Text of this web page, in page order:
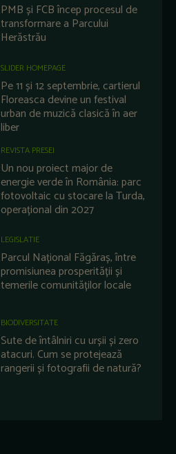
PMB și FCB încep procesul de
transformare a Parcului
Herăstrău
SLIDER HOMEPAGE
Pe 11 și 12 septembrie, cartierul
Floreasca devine un festival
urban de muzică clasică în aer
liber
REVISTA PRESEI
Un nou proiect major de
energie verde în România: parc
fotovoltaic cu stocare la Turda,
operațional din 2027
LEGISLATIE
Parcul Național Făgăraș, între
promisiunea prosperității și
temerile comunităților locale
BIODIVERSITATE
Sute de întâlniri cu urșii și zero
atacuri. Cum se protejează
rangerii și fotografii de natură?